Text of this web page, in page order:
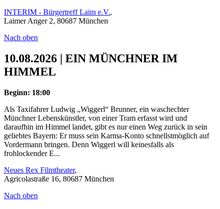
INTERIM - Bürgertreff Laim e.V.,
Laimer Anger 2, 80687 München
Nach oben
10.08.2026 | EIN MÜNCHNER IM
HIMMEL
Beginn: 18:00
Als Taxifahrer Ludwig „Wiggerl“ Brunner, ein waschechter
Münchner Lebenskünstler, von einer Tram erfasst wird und
daraufhin im Himmel landet, gibt es nur einen Weg zurück in sein
geliebtes Bayern: Er muss sein Karma-Konto schnellstmöglich auf
Vordermann bringen. Denn Wiggerl will keinesfalls als
frohlockender E...
Neues Rex Filmtheater,
Agricolastraße 16, 80687 München
Nach oben